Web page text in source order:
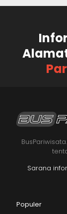
Sarana
Populer